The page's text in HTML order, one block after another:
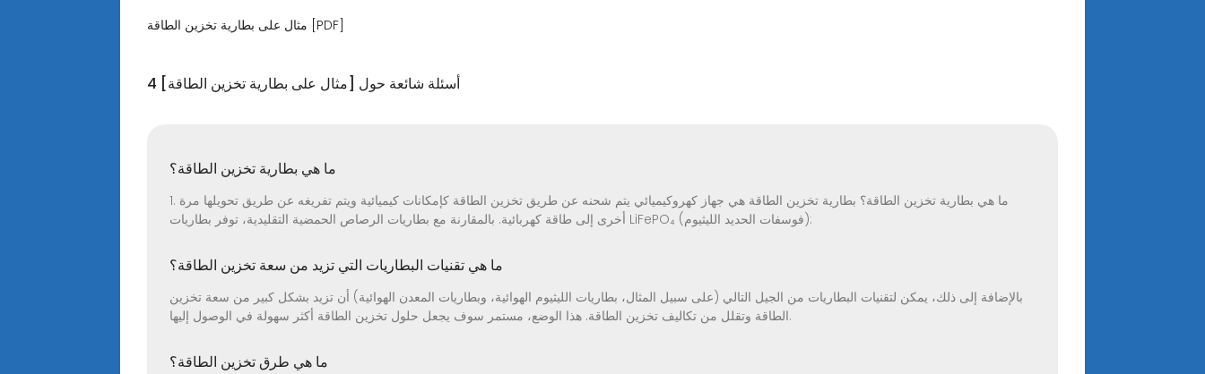
مثال على بطارية تخزين الطاقة [PDF]
4 أسئلة شائعة حول [مثال على بطارية تخزين الطاقة]
ما هي بطارية تخزين الطاقة؟
1. ما هي بطارية تخزين الطاقة؟ بطارية تخزين الطاقة هي جهاز كهروكيميائي يتم شحنه عن طريق تخزين الطاقة كإمكانات كيميائية ويتم تفريغه عن طريق تحويلها مرة
أخرى إلى طاقة كهربائية. بالمقارنة مع بطاريات الرصاص الحمضية التقليدية، توفر بطاريات LiFePO₄ (فوسفات الحديد الليثيوم):
ما هي تقنيات البطاريات التي تزيد من سعة تخزين الطاقة؟
بالإضافة إلى ذلك، يمكن لتقنيات البطاريات من الجيل التالي (على سبيل المثال، بطاريات الليثيوم الهوائية، وبطاريات المعدن الهوائية) أن تزيد بشكل كبير من سعة تخزين
الطاقة وتقلل من تكاليف تخزين الطاقة. هذا الوضع، مستمر سوف يجعل حلول تخزين الطاقة أكثر سهولة في الوصول إليها.
ما هي طرق تخزين الطاقة؟